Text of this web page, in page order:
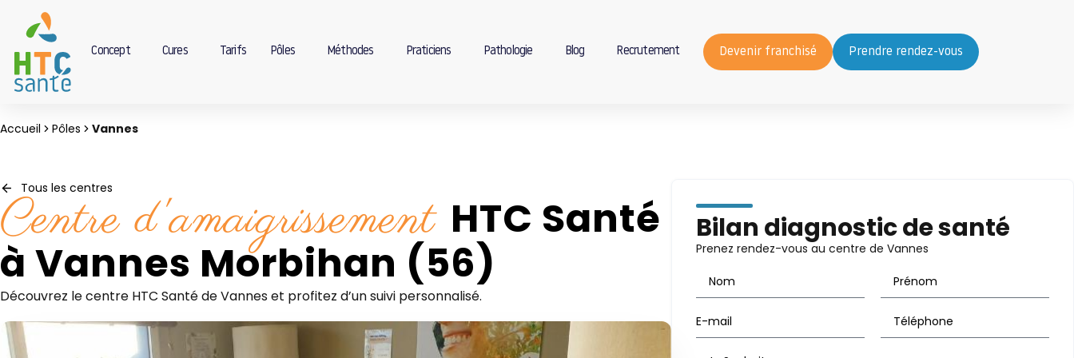
Concept Cures Tarifs Pôles Méthodes Praticiens Pathologie Blog Recrutement Devenir franchisé Prendre rendez-vous
Accueil Pôles Vannes
Tous les centres
Centre d'amaigrissement HTC Santé
à Vannes Morbihan (56)
Découvrez le centre HTC Santé de Vannes et profitez d’un suivi personnalisé.
Bilan diagnostic de santé
Prenez rendez-vous au centre de Vannes